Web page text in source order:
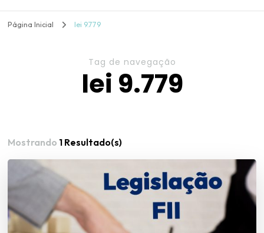
Página Inicial lei 9.779
Tag de navegação
lei 9.779
Mostrando 1 Resultado(s)